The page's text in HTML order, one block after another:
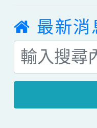
最新消